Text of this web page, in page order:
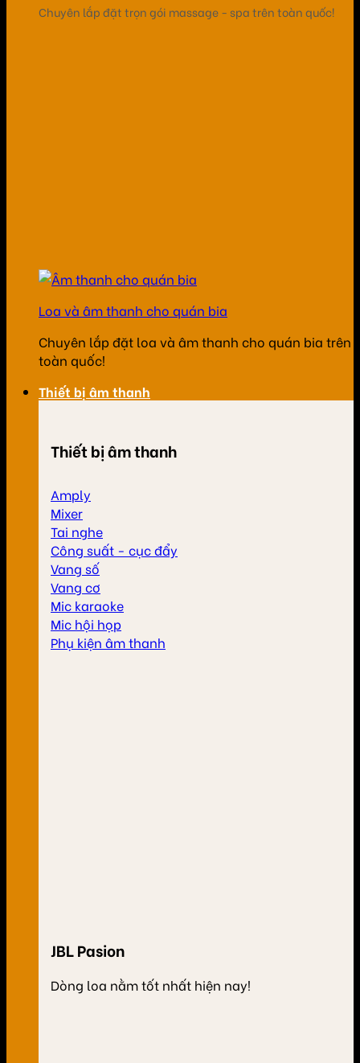
Chuyên lắp đặt trọn gói massage - spa trên toàn quốc!
Loa và âm thanh cho quán bia
Chuyên lắp đặt loa và âm thanh cho quán bia trên
toàn quốc!
Thiết bị âm thanh
Thiết bị âm thanh
Amply
Mixer
Tai nghe
Công suất - cục đẩy
Vang số
Vang cơ
Mic karaoke
Mic hội họp
Phụ kiện âm thanh
JBL Pasion
Dòng loa nằm tốt nhất hiện nay!